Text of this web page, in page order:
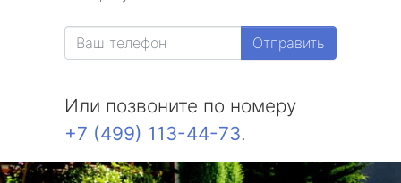
Отправить
Или позвоните по номеру
+7 (499) 113-44-73.